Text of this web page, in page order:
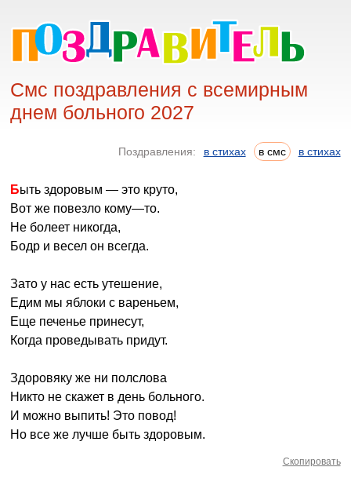
Смс поздравления с всемирным
днем больного 2027
Поздравления: в стихах в смс в стихах
Быть здоровым — это круто,
Вот же повезло кому—то.
Не болеет никогда,
Бодр и весел он всегда.
Зато у нас есть утешение,
Едим мы яблоки с вареньем,
Еще печенье принесут,
Когда проведывать придут.
Здоровяку же ни полслова
Никто не скажет в день больного.
И можно выпить! Это повод!
Но все же лучше быть здоровым.
Скопировать